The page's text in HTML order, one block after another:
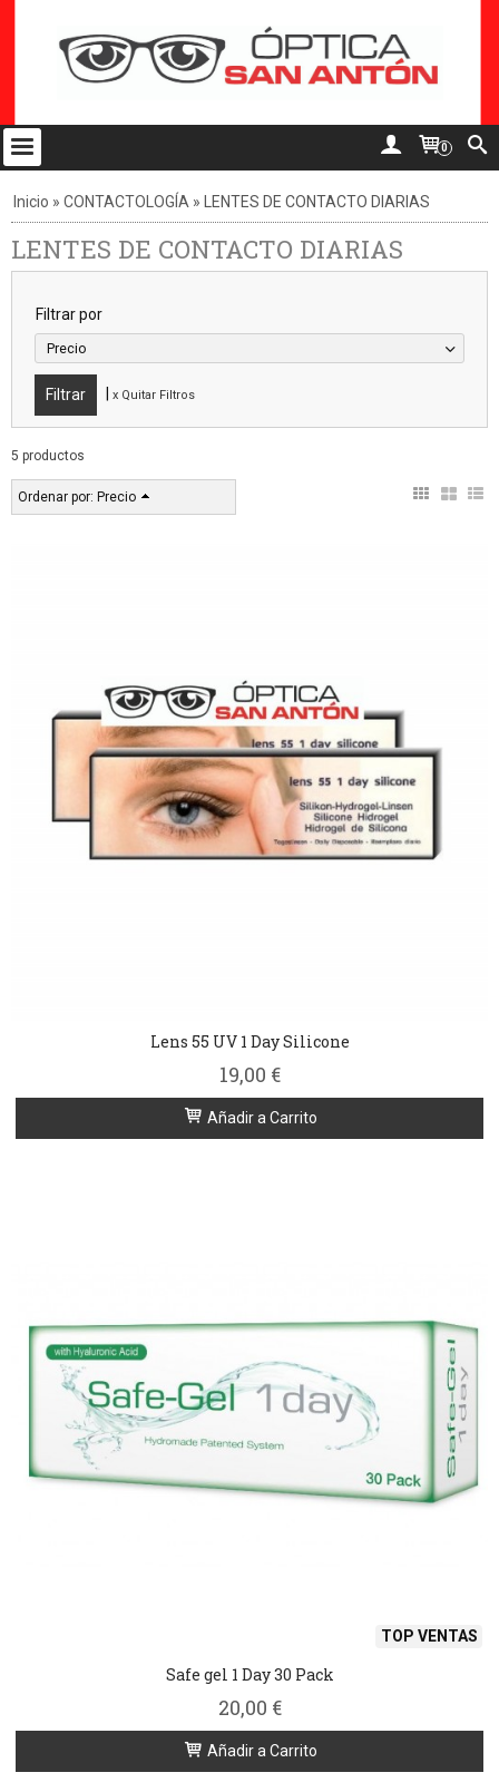
0
Inicio » CONTACTOLOGÍA » LENTES DE CONTACTO DIARIAS
LENTES DE CONTACTO DIARIAS
Filtrar por
Precio
x Quitar Filtros
5 productos
Ordenar por: Precio
Lens 55 UV 1 Day Silicone
19,00 €
Añadir a Carrito
TOP VENTAS
Safe gel 1 Day 30 Pack
20,00 €
Añadir a Carrito